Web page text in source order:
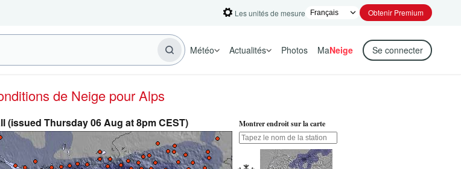
Les unités de mesure Obtenir Premium
Météo Actualités Photos MaNeige Se connecter
de Neige pour Alps
(issued Thursday 06 Aug at 8pm CEST) Montrer endroit sur la carte